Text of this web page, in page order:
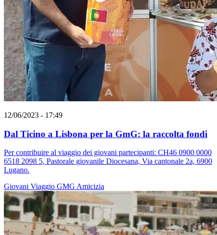
12/06/2023 - 17:49
Dal Ticino a Lisbona per la GmG: la raccolta fondi
Per contribuire al viaggio dei giovani partecipanti: CH46 0900 0000
6518 2098 5, Pastorale giovanile Diocesana, Via cantonale 2a, 6900
Lugano.
Giovani Viaggio GMG Amicizia